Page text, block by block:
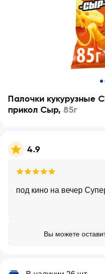
Палочки кукурузные
прикол Сыр, 85г
4.9
под кино на вечер
Вы можете